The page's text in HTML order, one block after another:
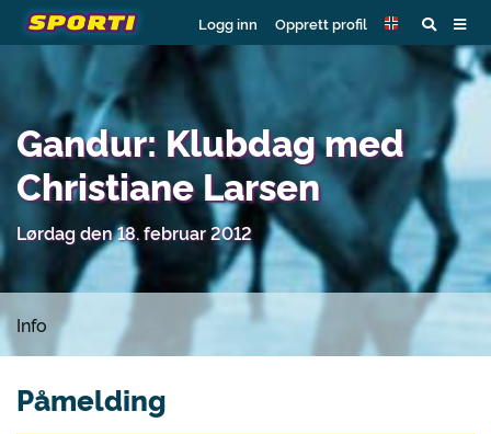
Logg inn Opprett profil
Gandur: Klubdag med
Christiane Larsen
Lørdag den 18. februar 2012
Info
Påmelding